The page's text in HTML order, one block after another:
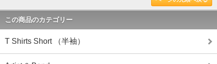
この商品のカテゴリー
T Shirts Short （半袖）